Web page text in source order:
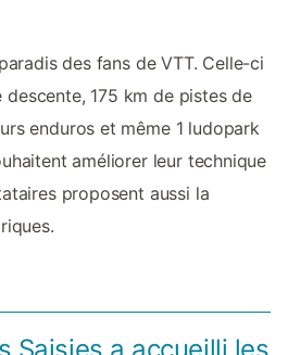
des fans de VTT. Celle-ci
175 km de pistes de
enduros et même 1 ludopark
améliorer leur technique
proposent aussi la